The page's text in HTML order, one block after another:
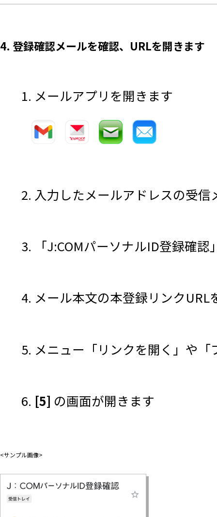
4. 登録確認メールを確認、URLを開きます
1. メールアプリを開きます
2. 入力したメールアドレスの受
3. 「J:COMパーソナルID登録確
4. メール本文の本登録リンクURL
5. メニュー「リンクを開く」や
6. [5] の画面が開きます
<サンプル画像>